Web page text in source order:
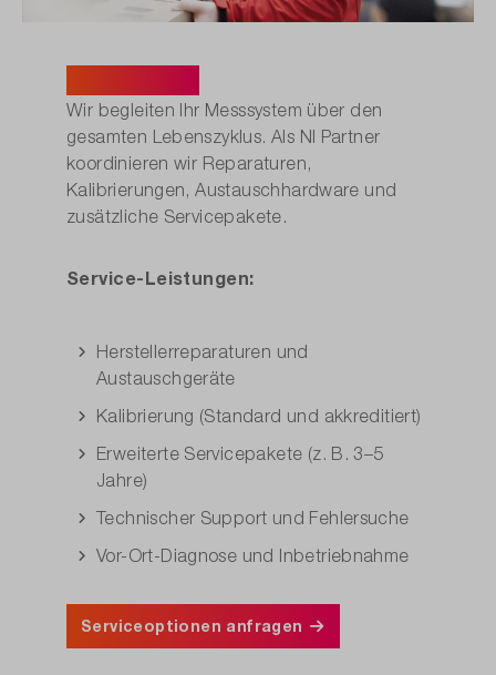
Wir begleiten Ihr Messsystem über den
gesamten Lebenszyklus. Als NI Partner
koordinieren wir Reparaturen,
Kalibrierungen, Austauschhardware und
zusätzliche Servicepakete.
Service-Leistungen:
Herstellerreparaturen und
Austauschgeräte
Kalibrierung (Standard und akkreditiert)
Erweiterte Servicepakete (z. B. 3–5
Jahre)
Technischer Support und Fehlersuche
Vor-Ort-Diagnose und Inbetriebnahme
Serviceoptionen anfragen